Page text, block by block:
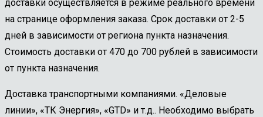
доставки осуществляется в режиме реального времени
на странице оформления заказа. Срок доставки от 2-5
дней в зависимости от региона пункта назначения.
Стоимость доставки от 470 до 700 рублей в зависимости
от пункта назначения.
Доставка транспортными компаниями. «Деловые
линии», «ТК Энергия», «GTD» и т.д.. Необходимо выбрать